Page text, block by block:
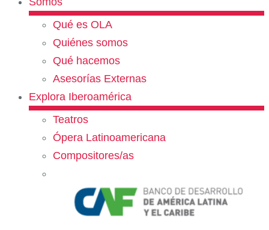
Qué es OLA
Quiénes somos
Qué hacemos
Asesorías Externas
Explora Iberoamérica
Teatros
Ópera Latinoamericana
Compositores/as